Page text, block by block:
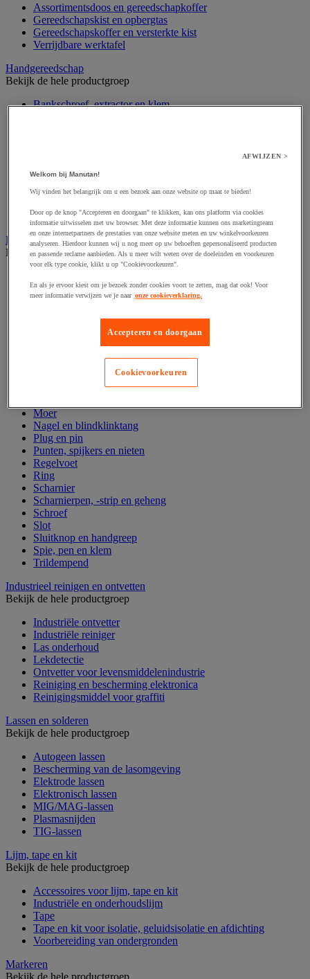
Assortimentsdoos en gereedschapkoffer
Gereedschapskist en opbergtas
Gereedschapskoffer en versterkte kist
Verrijdbare werktafel
Handgereedschap
Bekijk de hele productgroep
Bankschroef, extractor en klem
Sleutel
Snijmes, schaar en zaag
Vijl, schuurvel, schaaf
Hardware
Bekijk de hele productgroep
Bevestigingsmagneet
Bout
Dichting en borgringen
Haak en schroefoog
Hang- en sluitwerk
Moer
Nagel en blindklinktang
Plug en pin
Punten, spijkers en nieten
Regelvoet
Ring
Scharnier
Scharnierpen, -strip en geheng
Schroef
Slot
Sluitknop en handgreep
Spie, pen en klem
Trildempend
Industrieel reinigen en ontvetten
Bekijk de hele productgroep
Industriële ontvetter
Industriële reiniger
Las onderhoud
Lekdetectie
Ontvetter voor levensmiddelenindustrie
Reiniging en bescherming elektronica
Reinigingsmiddel voor graffiti
Lassen en solderen
Bekijk de hele productgroep
Autogeen lassen
Bescherming van de lasomgeving
Elektrode lassen
Elektronisch lassen
MIG/MAG-lassen
Plasmasnijden
TIG-lassen
Lijm, tape en kit
Bekijk de hele productgroep
Accessoires voor lijm, tape en kit
Industriële en onderhoudslijm
Tape
Tape en kit voor isolatie, geluidsisolatie en afdichting
Voorbereiding van ondergronden
Markeren
Bekijk de hele productgroep
AFWIJZEN >
Welkom bij Manutan!
Wij vinden het belangrijk om u een bezoek aan onze website op maat te bieden!
Door op de knop "Accepteren en doorgaan" te klikken, kan ons platform via cookies
informatie uitwisselen met uw browser. Met deze informatie kunnen ons marketingteam
en onze internetpartners de prestaties van onze website meten en uw winkelvoorkeuren
analyseren. Hierdoor kunnen wij u nog meer op uw behoeften gepersonaliseerd producten
en passende reclame aanbieden. Als u meer wilt weten over de doeleinden en voorkeuren
voor elk type cookie, klikt u op "Cookievoorkeuren".
En als je ervoor kiest om je bezoek zonder cookies voort te zetten, mag dat ook! Voor
meer informatie verwijzen we je naar onze cookieverklaring.
Accepteren en doorgaan
Cookievoorkeuren